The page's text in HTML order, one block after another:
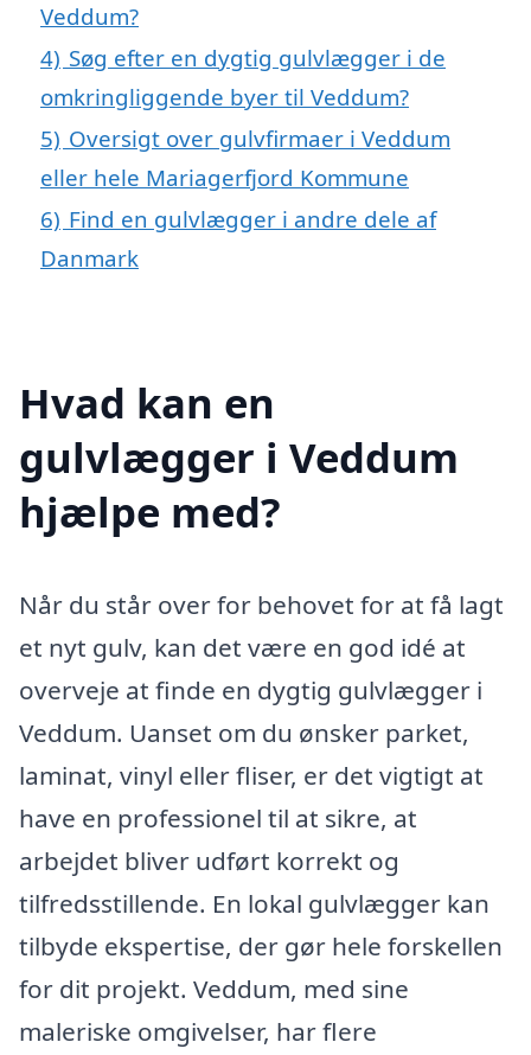
Veddum?
4) Søg efter en dygtig gulvlægger i de
omkringliggende byer til Veddum?
5) Oversigt over gulvfirmaer i Veddum
eller hele Mariagerfjord Kommune
6) Find en gulvlægger i andre dele af
Danmark
Hvad kan en
gulvlægger i Veddum
hjælpe med?
Når du står over for behovet for at få lagt
et nyt gulv, kan det være en god idé at
overveje at finde en dygtig gulvlægger i
Veddum. Uanset om du ønsker parket,
laminat, vinyl eller fliser, er det vigtigt at
have en professionel til at sikre, at
arbejdet bliver udført korrekt og
tilfredsstillende. En lokal gulvlægger kan
tilbyde ekspertise, der gør hele forskellen
for dit projekt. Veddum, med sine
maleriske omgivelser, har flere